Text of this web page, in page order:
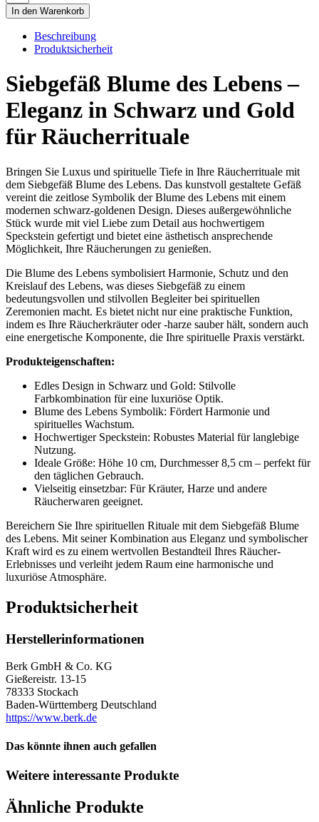
Blume
des
Lebens
Menge
In den Warenkorb
Beschreibung
Produktsicherheit
Siebgefäß Blume des Lebens –
Eleganz in Schwarz und Gold
für Räucherrituale
Bringen Sie Luxus und spirituelle Tiefe in Ihre Räucherrituale mit
dem Siebgefäß Blume des Lebens. Das kunstvoll gestaltete Gefäß
vereint die zeitlose Symbolik der Blume des Lebens mit einem
modernen schwarz-goldenen Design. Dieses außergewöhnliche
Stück wurde mit viel Liebe zum Detail aus hochwertigem
Speckstein gefertigt und bietet eine ästhetisch ansprechende
Möglichkeit, Ihre Räucherungen zu genießen.
Die Blume des Lebens symbolisiert Harmonie, Schutz und den
Kreislauf des Lebens, was dieses Siebgefäß zu einem
bedeutungsvollen und stilvollen Begleiter bei spirituellen
Zeremonien macht. Es bietet nicht nur eine praktische Funktion,
indem es Ihre Räucherkräuter oder -harze sauber hält, sondern auch
eine energetische Komponente, die Ihre spirituelle Praxis verstärkt.
Produkteigenschaften:
Edles Design in Schwarz und Gold: Stilvolle
Farbkombination für eine luxuriöse Optik.
Blume des Lebens Symbolik: Fördert Harmonie und
spirituelles Wachstum.
Hochwertiger Speckstein: Robustes Material für langlebige
Nutzung.
Ideale Größe: Höhe 10 cm, Durchmesser 8,5 cm – perfekt für
den täglichen Gebrauch.
Vielseitig einsetzbar: Für Kräuter, Harze und andere
Räucherwaren geeignet.
Bereichern Sie Ihre spirituellen Rituale mit dem Siebgefäß Blume
des Lebens. Mit seiner Kombination aus Eleganz und symbolischer
Kraft wird es zu einem wertvollen Bestandteil Ihres Räucher-
Erlebnisses und verleiht jedem Raum eine harmonische und
luxuriöse Atmosphäre.
Produktsicherheit
Herstellerinformationen
Berk GmbH & Co. KG
Gießereistr. 13-15
78333 Stockach
Baden-Württemberg Deutschland
https://www.berk.de
Das könnte ihnen auch gefallen
Weitere interessante Produkte
Ähnliche Produkte